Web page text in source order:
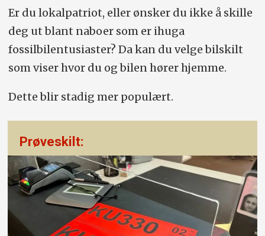
Er du lokalpatriot, eller ønsker du ikke å skille
deg ut blant naboer som er ihuga
fossilbilentusiaster? Da kan du velge bilskilt
som viser hvor du og bilen hører hjemme.
Dette blir stadig mer populært.
Prøveskilt: